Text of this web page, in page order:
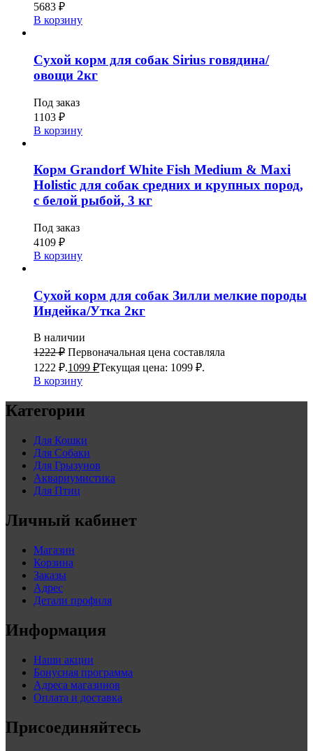
5683 ₽
В корзину
Сухой корм для собак Sirius говядина/
овощи 2кг
Под заказ
1103 ₽
В корзину
Корм Grandorf White Fish Medium & Maxi
Holistic для собак средних и крупных пород,
с белой рыбой, 3 кг
Под заказ
4109 ₽
В корзину
Сухой корм для собак Зилли мелкие породы
Индейка/Утка 2кг
В наличии
1222₽ Первоначальная цена составляла
1222 ₽.1099 ₽Текущая цена: 1099 ₽.
В корзину
Категории
Для Кошки
Для Собаки
Для Грызунов
Аквариумистика
Для Птиц
Личный кабинет
Магазин
Корзина
Заказы
Адрес
Детали профиля
Информация
Наши акции
Бонусная программа
Адреса магазинов
Оплата и доставка
Присоединяйтесь